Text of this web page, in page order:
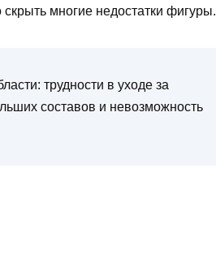
многие недостатки фигуры.
трудности в уходе за
составов и невозможность